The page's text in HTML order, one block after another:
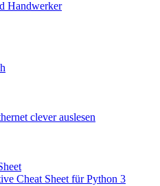
Handwerker
clever auslesen
Cheat Sheet für Python 3